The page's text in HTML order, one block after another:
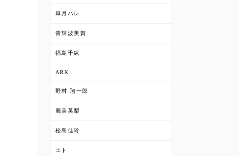
皐月ハレ
青輝波美賀
福島千紘
ARK
野村 翔一郎
麗美英梨
松島佳玲
エト